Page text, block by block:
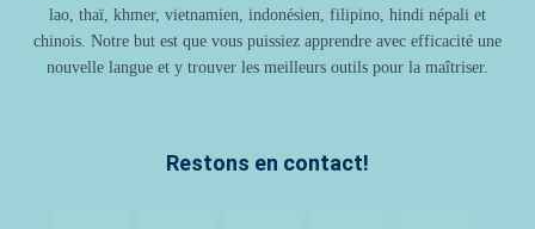
lao, thaï, khmer, vietnamien, indonésien, filipino, hindi népali et
chinois. Notre but est que vous puissiez apprendre avec efficacité une
nouvelle langue et y trouver les meilleurs outils pour la maîtriser.
Restons en contact!